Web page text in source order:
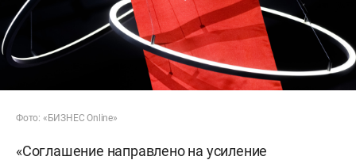
Фото: «БИЗНЕС Online»
«Соглашение направлено на усиление